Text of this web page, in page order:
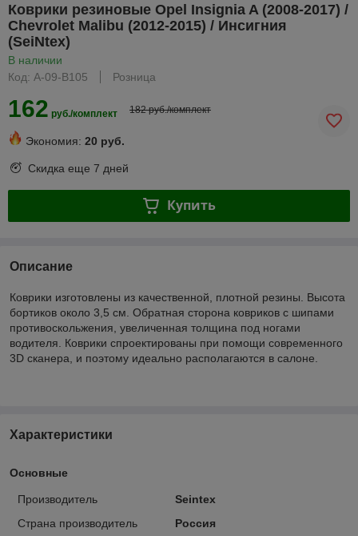
Коврики резиновые Opel Insignia A (2008-2017) /
Chevrolet Malibu (2012-2015) / Инсигния
(SeiNtex)
В наличии
Код: A-09-B105
Розница
162 руб./комплект 182 руб./комплект
Экономия: 20 руб.
Скидка еще 7 дней
Купить
Описание
Коврики изготовлены из качественной, плотной резины. Высота
бортиков около 3,5 см. Обратная сторона ковриков с шипами
противоскольжения, увеличенная толщина под ногами
водителя. Коврики спроектированы при помощи современного
3D сканера, и поэтому идеально располагаются в салоне.
Характеристики
Основные
Производитель
Seintex
Страна производитель
Россия